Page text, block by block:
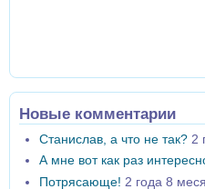
Новые комментарии
Станислав, а что не так? 2
А мне вот как раз
Потрясающе! 2 года 8